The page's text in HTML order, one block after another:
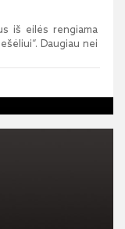
iš eilės rengiama
Daugiau nei